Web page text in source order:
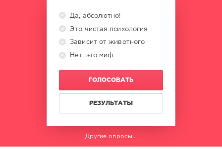
Да, абсолютно!
Это чистая психология
Зависит от животного
Нет, это миф
ГОЛОСОВАТЬ
РЕЗУЛЬТАТЫ
Другие опросы...